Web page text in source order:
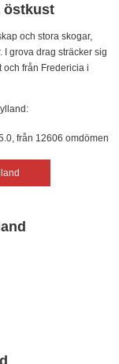
östkust
och stora skogar,
I grova drag sträcker sig
och från Fredericia i
från 12606 omdömen